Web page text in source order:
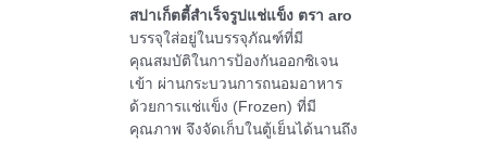
สปาเก็ตตี้สำเร็จรูปแช่แข็ง ตรา aro
บรรจุใส่อยู่ในบรรจุภัณฑ์ที่มี
คุณสมบัติในการป้องกันออกซิเจน
เข้า ผ่านกระบวนการถนอมอาหาร
ด้วยการแช่แข็ง (Frozen) ที่มี
คุณภาพ จึงจัดเก็บในตู้เย็นได้นานถึง